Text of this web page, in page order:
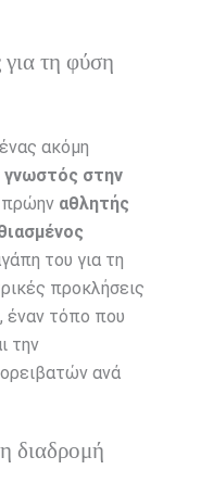
τη φύση
ακόμη
γνωστός στην
αθλητής
του για τη
προκλήσεις
έναν τόπο που
την
ανά
διαδρομή